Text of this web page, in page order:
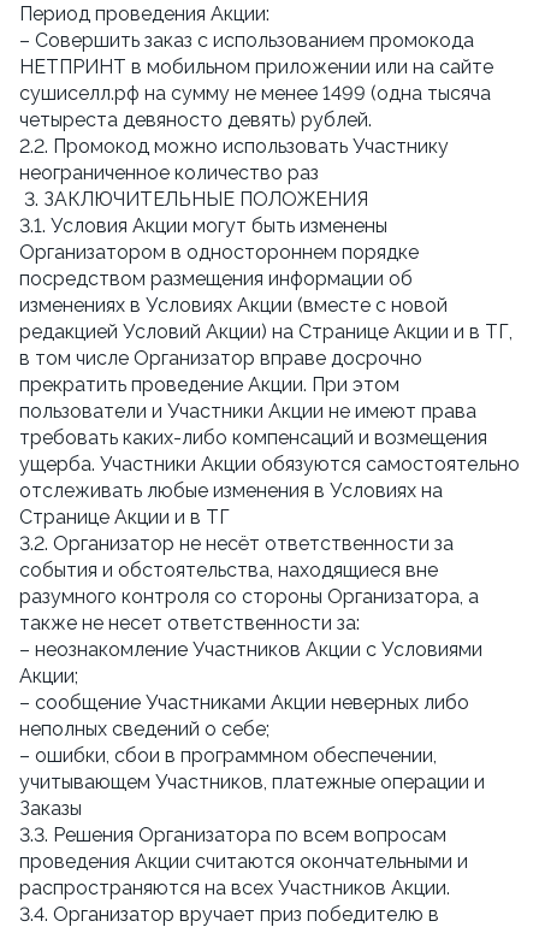
Период проведения Акции:
– Совершить заказ с использованием промокода
НЕТПРИНТ в мобильном приложении или на сайте
сушиселл.рф на сумму не менее 1499 (одна тысяча
четыреста девяносто девять) рублей.
2.2. Промокод можно использовать Участнику
неограниченное количество раз
3. ЗАКЛЮЧИТЕЛЬНЫЕ ПОЛОЖЕНИЯ
3.1. Условия Акции могут быть изменены
Организатором в одностороннем порядке
посредством размещения информации об
изменениях в Условиях Акции (вместе с новой
редакцией Условий Акции) на Странице Акции и в ТГ,
в том числе Организатор вправе досрочно
прекратить проведение Акции. При этом
пользователи и Участники Акции не имеют права
требовать каких-либо компенсаций и возмещения
ущерба. Участники Акции обязуются самостоятельно
отслеживать любые изменения в Условиях на
Странице Акции и в ТГ
3.2. Организатор не несёт ответственности за
события и обстоятельства, находящиеся вне
разумного контроля со стороны Организатора, а
также не несет ответственности за:
– неознакомление Участников Акции с Условиями
Акции;
– сообщение Участниками Акции неверных либо
неполных сведений о себе;
– ошибки, сбои в программном обеспечении,
учитывающем Участников, платежные операции и
Заказы
3.3. Решения Организатора по всем вопросам
проведения Акции считаются окончательными и
распространяются на всех Участников Акции.
3.4. Организатор вручает приз победителю в